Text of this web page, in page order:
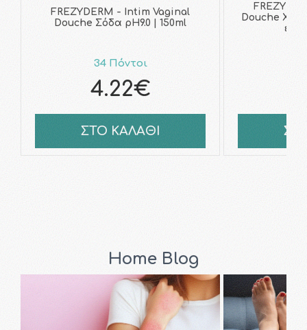
FREZYDERM - Intim Vaginal
Douche Σόδα pH9.0 | 150ml
34 Πόντοι
4.22€
ΣΤΟ ΚΑΛΑΘΙ
Douche
Home Blog